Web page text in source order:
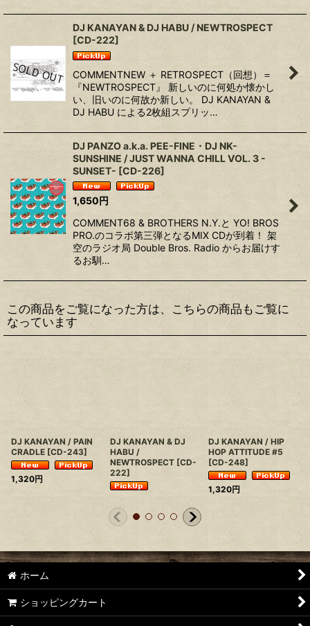
DJ KANAYAN & DJ HABU / NEWTROSPECT
[CD-222]
COMMENTNEW ＋ RETROSPECT（回想）＝
『NEWTROSPECT』 新しいのに何処か懐かし
い、旧いのに何故か新しい。 DJ KANAYAN &
DJ HABU による2枚組スプリッ…
DJ PANZO a.k.a. PEE-FINE・DJ NK-
SUNSHINE / JUST WANNA CHILL VOL. 3 -
SUNSET- [CD-226]
1,650円
COMMENT68 & BROTHERS N.Y.と YO! BROS
PRO.のコラボ第三弾となるMIX CDが到着！ 架
空のラジオ局 Double Bros. Radio からお届けす
るお馴…
この商品をご覧になった方は、こちらの商品もご覧に
なっています
DJ KANAYAN / PAIN
CRADLE [CD-243]
1,320円
DJ KANAYAN & DJ
HABU /
NEWTROSPECT [CD-
222]
DJ KANAYAN / HIP
HOP ATTITUDE #5
[CD-248]
1,320円
ホーム
ショッピングカート